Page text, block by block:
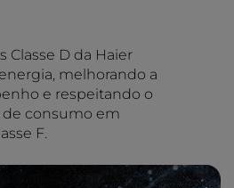
Classe D da Haier
melhorando a
e respeitando o
de consumo em
F.